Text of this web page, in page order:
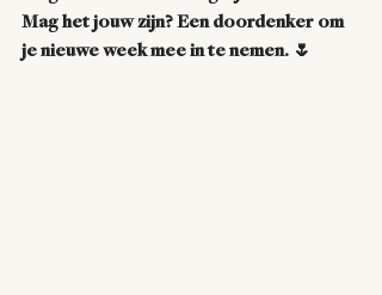
Mag het jouw zijn? Een doordenker om
je nieuwe week mee in te nemen. 🌷